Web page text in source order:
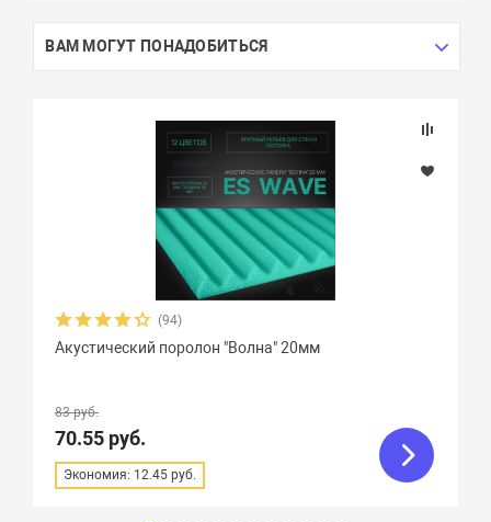
ВАМ МОГУТ ПОНАДОБИТЬСЯ
(94)
Акустический поролон "Волна" 20мм
83 руб.
70.55 руб.
Экономия: 12.45 руб.